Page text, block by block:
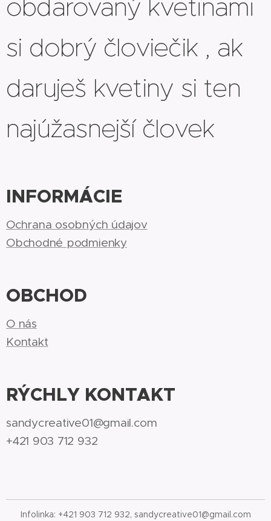
obdarovaný kvetinami
si dobrý človiečik , ak
daruješ kvetiny si ten
najúžasnejší človek
INFORMÁCIE
Ochrana osobných údajov
Obchodné podmienky
OBCHOD
O nás
Kontakt
RÝCHLY KONTAKT
sandycreative01@gmail.com
+421 903 712 932
Infolinka: +421 903 712 932, sandycreative01@gmail.com